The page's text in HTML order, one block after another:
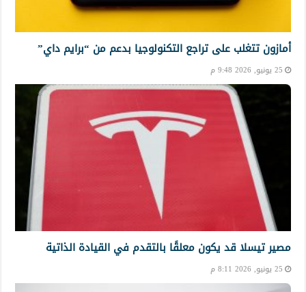
أمازون تتغلب على تراجع التكنولوجيا بدعم من “برايم داي”
25 يونيو, 2026 9:48 م
مصير تيسلا قد يكون معلقًا بالتقدم في القيادة الذاتية
25 يونيو, 2026 8:11 م